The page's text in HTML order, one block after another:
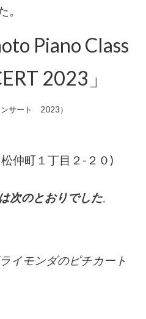
。
Piano Class
2023」
サート 2023）
仲町１丁目２-２０)
次のとおりでした。
イモンダのピチカート